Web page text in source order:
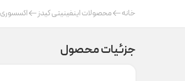
خانه محصولات اینفینیتی کیدز اکسسوری
جزئیات محصول